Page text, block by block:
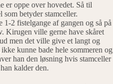
er oppe over hovedet. Så til
betyder stamceller.
2 fistelgange af gangen og så på
Kirugen ville gerne have skåret
men det ville give et langt og
kunne bade hele sommeren og
han den løsning hvis stamceller
kalder den.